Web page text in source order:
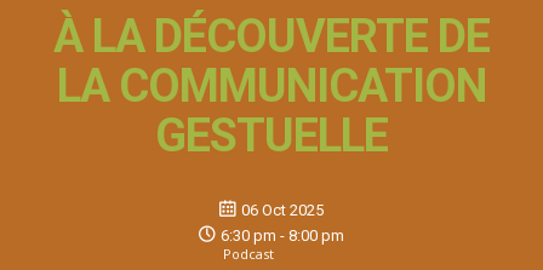
À LA DÉCOUVERTE DE
LA COMMUNICATION
GESTUELLE
06 Oct 2025
Podcast
6:30 pm - 8:00 pm